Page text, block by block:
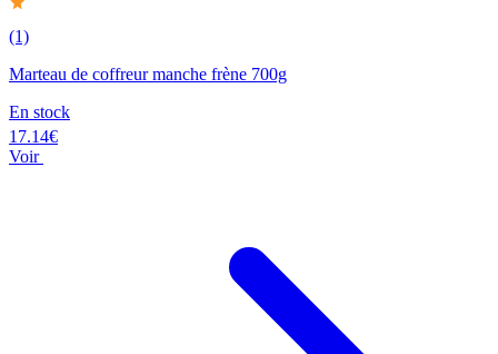
(1)
Marteau de coffreur manche frène 700g
En stock
17.14€
Voir